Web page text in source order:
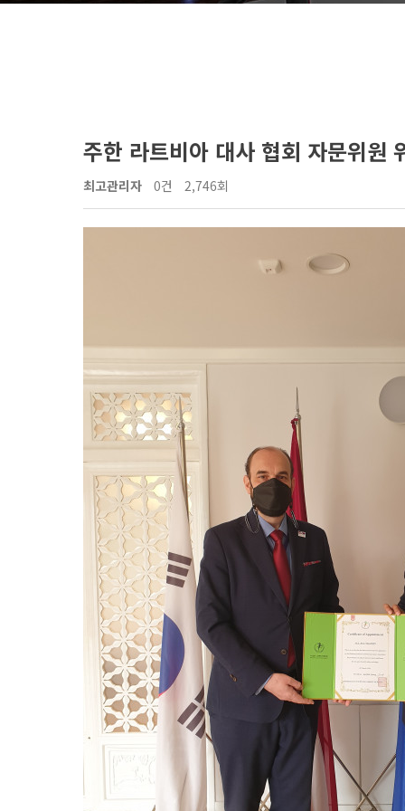
주한 라트비아 대사 협회 자문위원
최고관리자 0건 2,746회